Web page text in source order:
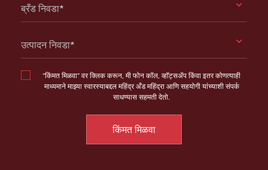
ब्रँड निवडा*
उत्पादन निवडा*
“किंमत मिळवा” वर क्लिक करून, मी फोन कॉल, व्हॉट्सॲप किंवा इतर कोणत्याही
माध्यमाने माझ्या स्वारस्याबद्दल महिंद्र अँड महिंद्रा आणि सहयोगी यांच्याशी संपर्क
साधण्यास सहमती देतो.